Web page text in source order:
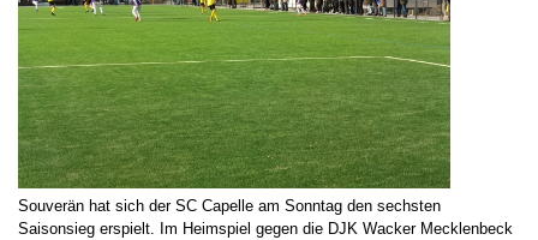
Souverän hat sich der SC Capelle am Sonntag den sechsten
Saisonsieg erspielt. Im Heimspiel gegen die DJK Wacker Mecklenbeck